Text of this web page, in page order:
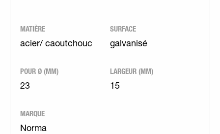
MATIÈRE
acier/ caoutchouc
SURFACE
galvanisé
POUR Ø (MM)
23
LARGEUR (MM)
15
MARQUE
Norma